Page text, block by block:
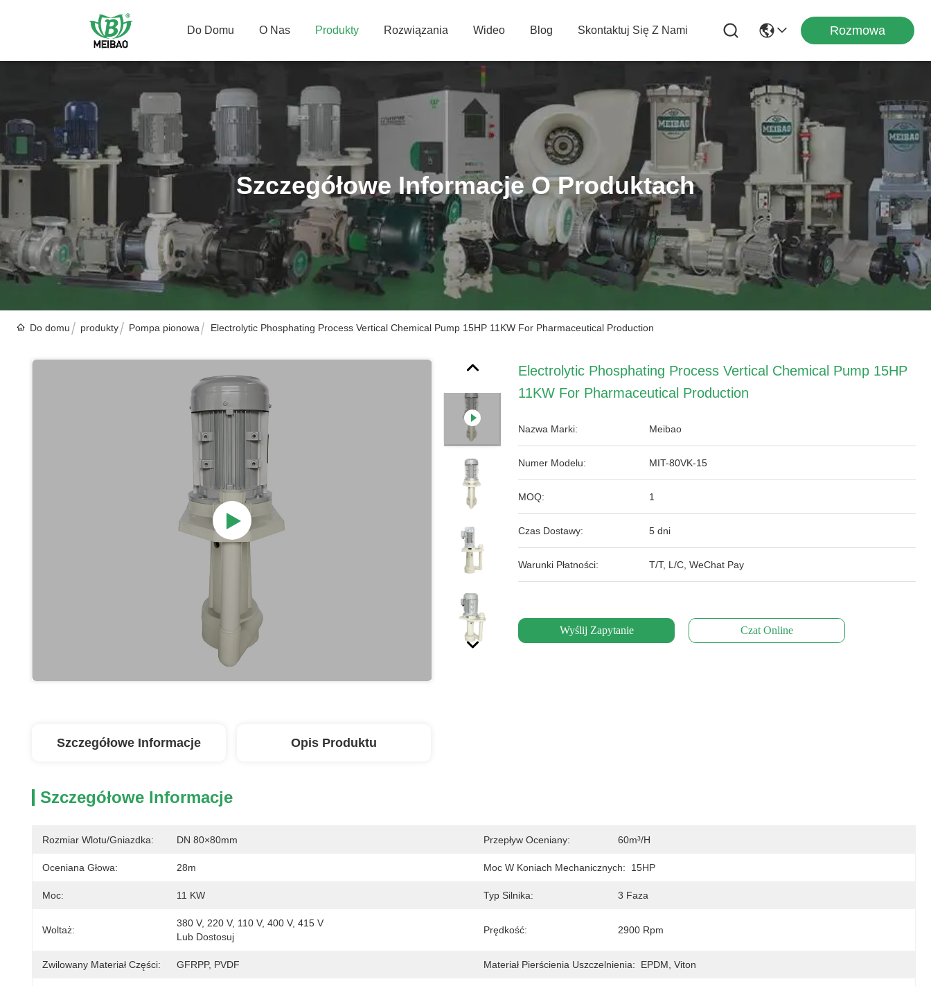
Do Domu O Nas Produkty Rozwiązania Wideo Blog Skontaktuj Się Z Nami Rozmowa
Szczegółowe Informacje O Produktach
Do domu produkty Pompa pionowa Electrolytic Phosphating Process Vertical Chemical Pump 15HP 11KW For Pharmaceutical Production
Electrolytic Phosphating Process Vertical Chemical Pump 15HP
11KW For Pharmaceutical Production
Nazwa Marki: Meibao
Numer Modelu: MIT-80VK-15
MOQ: 1
Czas Dostawy: 5 dni
Warunki Płatności: T/T, L/C, WeChat Pay
Wyślij Zapytanie Czat Online
Szczegółowe Informacje Opis Produktu
Szczegółowe Informacje
Rozmiar Wlotu/gniazdka: DN 80×80mm Przepływ Oceniany: 60m³/h
Oceniana Głowa: 28m Moc W Koniach Mechanicznych: 15HP
Moc: 11 KW Typ Silnika: 3 Faza
Woltaż:
380 V, 220 V, 110 V, 400 V, 415 V
Lub Dostosuj
Prędkość: 2900 Rpm
Zwilowany Materiał Części: GFRPP, PVDF Materiał Pierścienia Uszczelnienia: EPDM, Viton